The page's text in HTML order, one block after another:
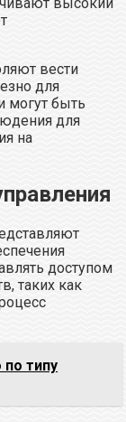
высокий
вести
для
могут быть
для
на
доступом
таких как
типу